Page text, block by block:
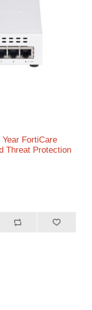
FortiCare
Threat Protection